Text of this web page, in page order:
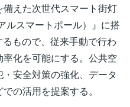
えた次世代スマート街灯
ルスマートポール）』に搭
もので、従来手動で行わ
化を可能にする。公共空
安全対策の強化、データ
の活用を提案する。